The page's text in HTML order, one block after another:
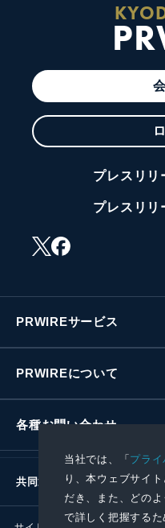
当社では、「プラ
り、本ウェブサイ
だき、また、どの
で詳しく把握する
プレスリリ
プレスリリ
PRWIREサービス
PRWIREについて
各種お問い合わせ
共同通信社グループ